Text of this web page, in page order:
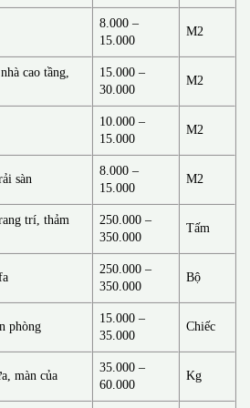
8.000 –
15.000
M2
cao tầng,
15.000 –
30.000
M2
10.000 –
15.000
M2
sàn
8.000 –
15.000
M2
trí, thảm
250.000 –
350.000
Tấm
250.000 –
350.000
Bộ
phòng
15.000 –
35.000
Chiếc
màn của
35.000 –
60.000
Kg